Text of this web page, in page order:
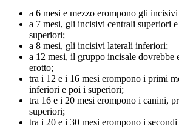
a 6 mesi e mezzo erompono gli
a 7 mesi, gli incisivi centrali superiori
superiori;
a 8 mesi, gli incisivi laterali inferiori;
a 12 mesi, il gruppo incisale dovrebbe
erotto;
tra i 12 e i 16 mesi erompono i primi
inferiori e poi i superiori;
tra 16 e i 20 mesi erompono i canini,
superiori;
tra i 20 e i 30 mesi erompono i